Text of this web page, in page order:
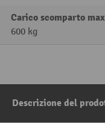
Carico scomparto
600 kg
Descrizione del